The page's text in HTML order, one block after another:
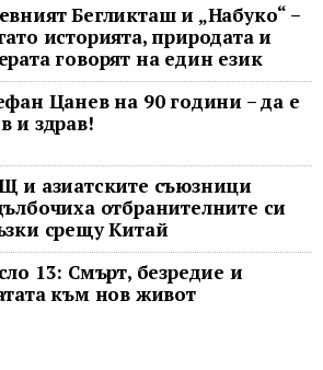
Бегликташ и „Набуко“ –
историята, природата и
говорят на един език
Цанев на 90 години – да е
и здрав!
и азиатските съюзници
отбранителните си
срещу Китай
13: Смърт, безредие и
към нов живот